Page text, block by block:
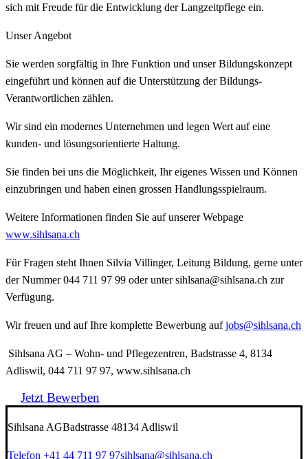
sich mit Freude für die Entwicklung der Langzeitpflege ein.
Unser Angebot
Sie werden sorgfältig in Ihre Funktion und unser Bildungskonzept
eingeführt und können auf die Unterstützung der Bildungs-
Verantwortlichen zählen.
Wir sind ein modernes Unternehmen und legen Wert auf eine
kunden- und lösungsorientierte Haltung.
Sie finden bei uns die Möglichkeit, Ihr eigenes Wissen und Können
einzubringen und haben einen grossen Handlungsspielraum.
Weitere Informationen finden Sie auf unserer Webpage
www.sihlsana.ch
Für Fragen steht Ihnen Silvia Villinger, Leitung Bildung, gerne unter
der Nummer 044 711 97 99 oder untersihlsana@sihlsana.ch zur
Verfügung.
Wir freuen und auf Ihre komplette Bewerbung aufjobs@sihlsana.ch
Sihlsana AG – Wohn- und Pflegezentren, Badstrasse 4, 8134
Adliswil, 044 711 97 97, www.sihlsana.ch
Jetzt Bewerben
Sihlsana AGBadstrasse 48134 Adliswil
Telefon +41 44 711 97 97sihlsana@sihlsana.ch